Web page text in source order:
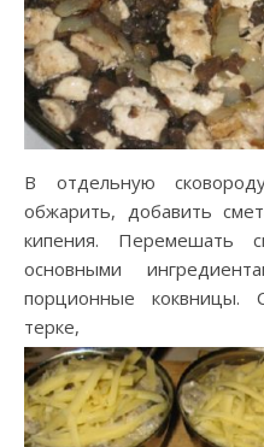
В отдельную
обжарить, добавить
кипения. Перемешать
основными
порционные коквницы.
терке,